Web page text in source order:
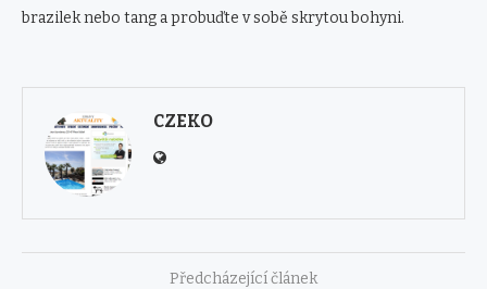
brazilek nebo tang a probuďte v sobě skrytou bohyni.
CZEKO
Předcházející článek